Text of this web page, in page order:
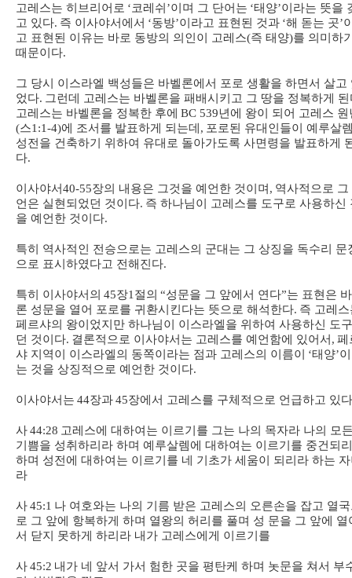
고레스는 히브리어로 ‘코레쉬 ’이며 그 단어는 ‘태양’이라는 뜻을
고 있다. 즉 이사야서에서 ‘동방’이라고 표현된 것과 ‘해 돋는 곳’
고 표현된 이유는 바로 동방의 의인이 고레스(즉 태양)를 의미하
때문이다.
그 당시 이스라엘 백성들은 바벨론에서 포로 생활을 하면서 살고
었다. 그런데 고레스는 바벨론을 패배시키고 그 땅을 정복하게 된
고레스는 바벨론을 정복한 후에 BC 539년에 왕이 되어 고레스 원
(스1:1-4)에 조서를 발표하게 되는데 , 포로된 유대인들이 예루살
성전을 건축하기 위하여 유대로 돌아가도록 사면령을 발표하게
다.
이사야서40-55장의 내용은 그것을 예언한 것이며 , 역사적으로 그
언은 실현되었던 것이다. 즉 하나님이 고레스를 도구로 사용하신
을 예언한 것이다.
특히 역사적인 전승으로는 고레스의 군대는 그 상징을 독수리 문
으로 표시하였다고 전해진다.
특히 이사야서의 45장1 절의 “성문을 그 앞에서 연다”는 표현은
론 성문을 열어 포로를 귀환시킨다는 뜻으로 해석한다. 즉 고레스
페르샤의 왕이었지만 하나님이 이스라엘을 위하여 사용하신 도
던 것이다. 결론적으로 이사야서는 고레스를 예언함에 있어서 , 페
샤 지역이 이스라엘의 동쪽이라는 점과 고레스의 이름이
‘태양’
는 것을 상징적으로 예언한 것이다.
이사야서는 44장과45장에서 고레스를 구체적으로 언급하고 있다
사44:28 고레스에 대하여는 이르기를 그는 나의 목자라 나의 모
기쁨을 성취하리라 하며 예루살렘에 대하여는 이르기를 중건되
하며 성전에 대하여는 이르기를 네 기초가 세움이 되리라 하는
라
사45:1 나 여호와는 나의 기름 받은 고레스의 오른손을 잡고 열
로 그 앞에 항복하게 하며 열왕의 허리를 풀며 성 문을 그 앞에 열
서 닫지 못하게 하리라 내가 고레스에게 이르기를
사45:2 내가 네 앞서 가서 험한 곳을 평탄케 하며 놋문을 쳐서 부